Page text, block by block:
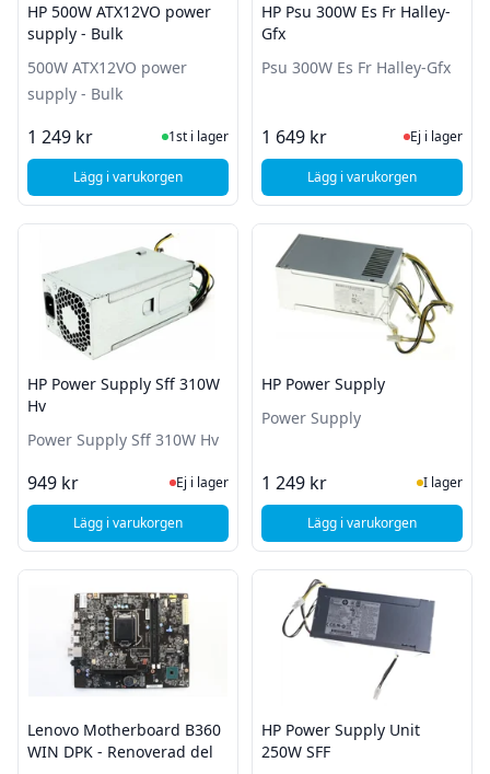
HP 500W ATX12VO power
supply - Bulk
500W ATX12VO power
supply - Bulk
1 249 kr I Lager
1st i lager
Lägg i varukorgen, HP 500W ATX12VO power supply - Bulk
HP Psu 300W Es Fr Halley-
Gfx
Psu 300W Es Fr Halley-Gfx
1 649 kr Ej i lager,
Ej i lager
Lägg i varukorgen, HP Psu 300W Es Fr
HP Power Supply Sff 310W
Hv
Power Supply Sff 310W Hv
949 kr Ej i lager, besök produktsidan för
Ej i lager
Lägg i varukorgen, HP Power Supply Sff 310W Hv
HP Power Supply
Power Supply
1 249 kr I Lager
I lager
Lägg i varukorgen
, HP Power Supply
Lenovo Motherboard B360
WIN DPK - Renoverad del
HP Power Supply Unit
250W SFF